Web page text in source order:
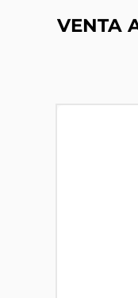
VENTA